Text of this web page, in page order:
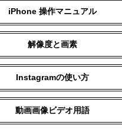
iPhone 操作マニュアル
解像度と画素
Instagramの使い方
動画画像ビデオ用語